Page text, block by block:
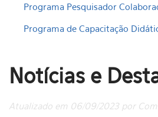
Programa Pesquisador
Programa de Capacitação
Notícias e
Atualizado em 06/09/2023 por